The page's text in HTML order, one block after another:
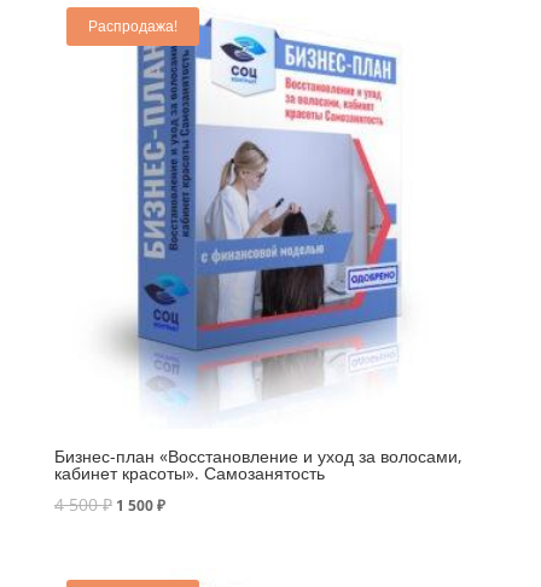
Распродажа!
Бизнес-план «Восстановление и уход за волосами,
кабинет красоты». Самозанятость
4 500₽ 1 500₽